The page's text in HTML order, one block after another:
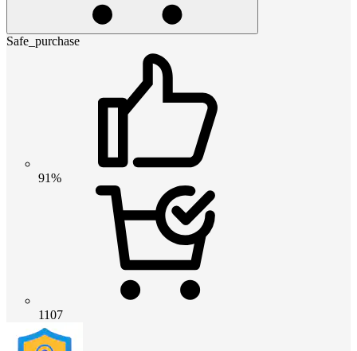
Safe_purchase
91%
1107